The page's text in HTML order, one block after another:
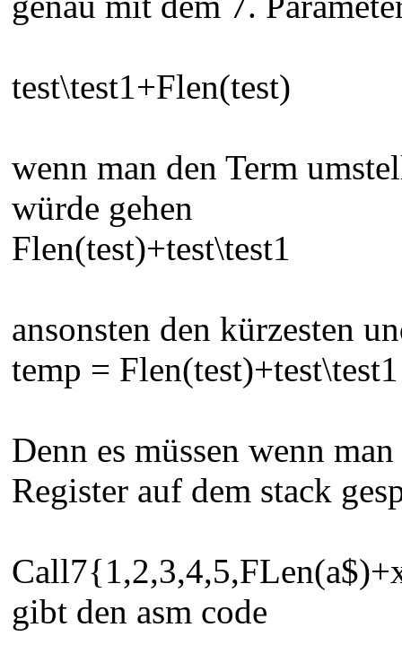
test\test1+Flen(test)
wenn man den Term
würde gehen
Flen(test)+test\test1
ansonsten den kürzesten
temp =
Denn es müssen wenn
Register auf dem stack
gibt den asm code